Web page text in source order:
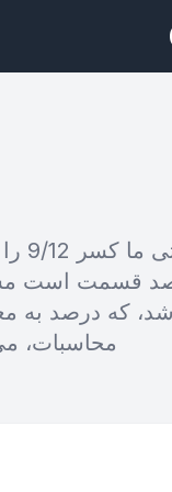
که درصد به
محاسبات،